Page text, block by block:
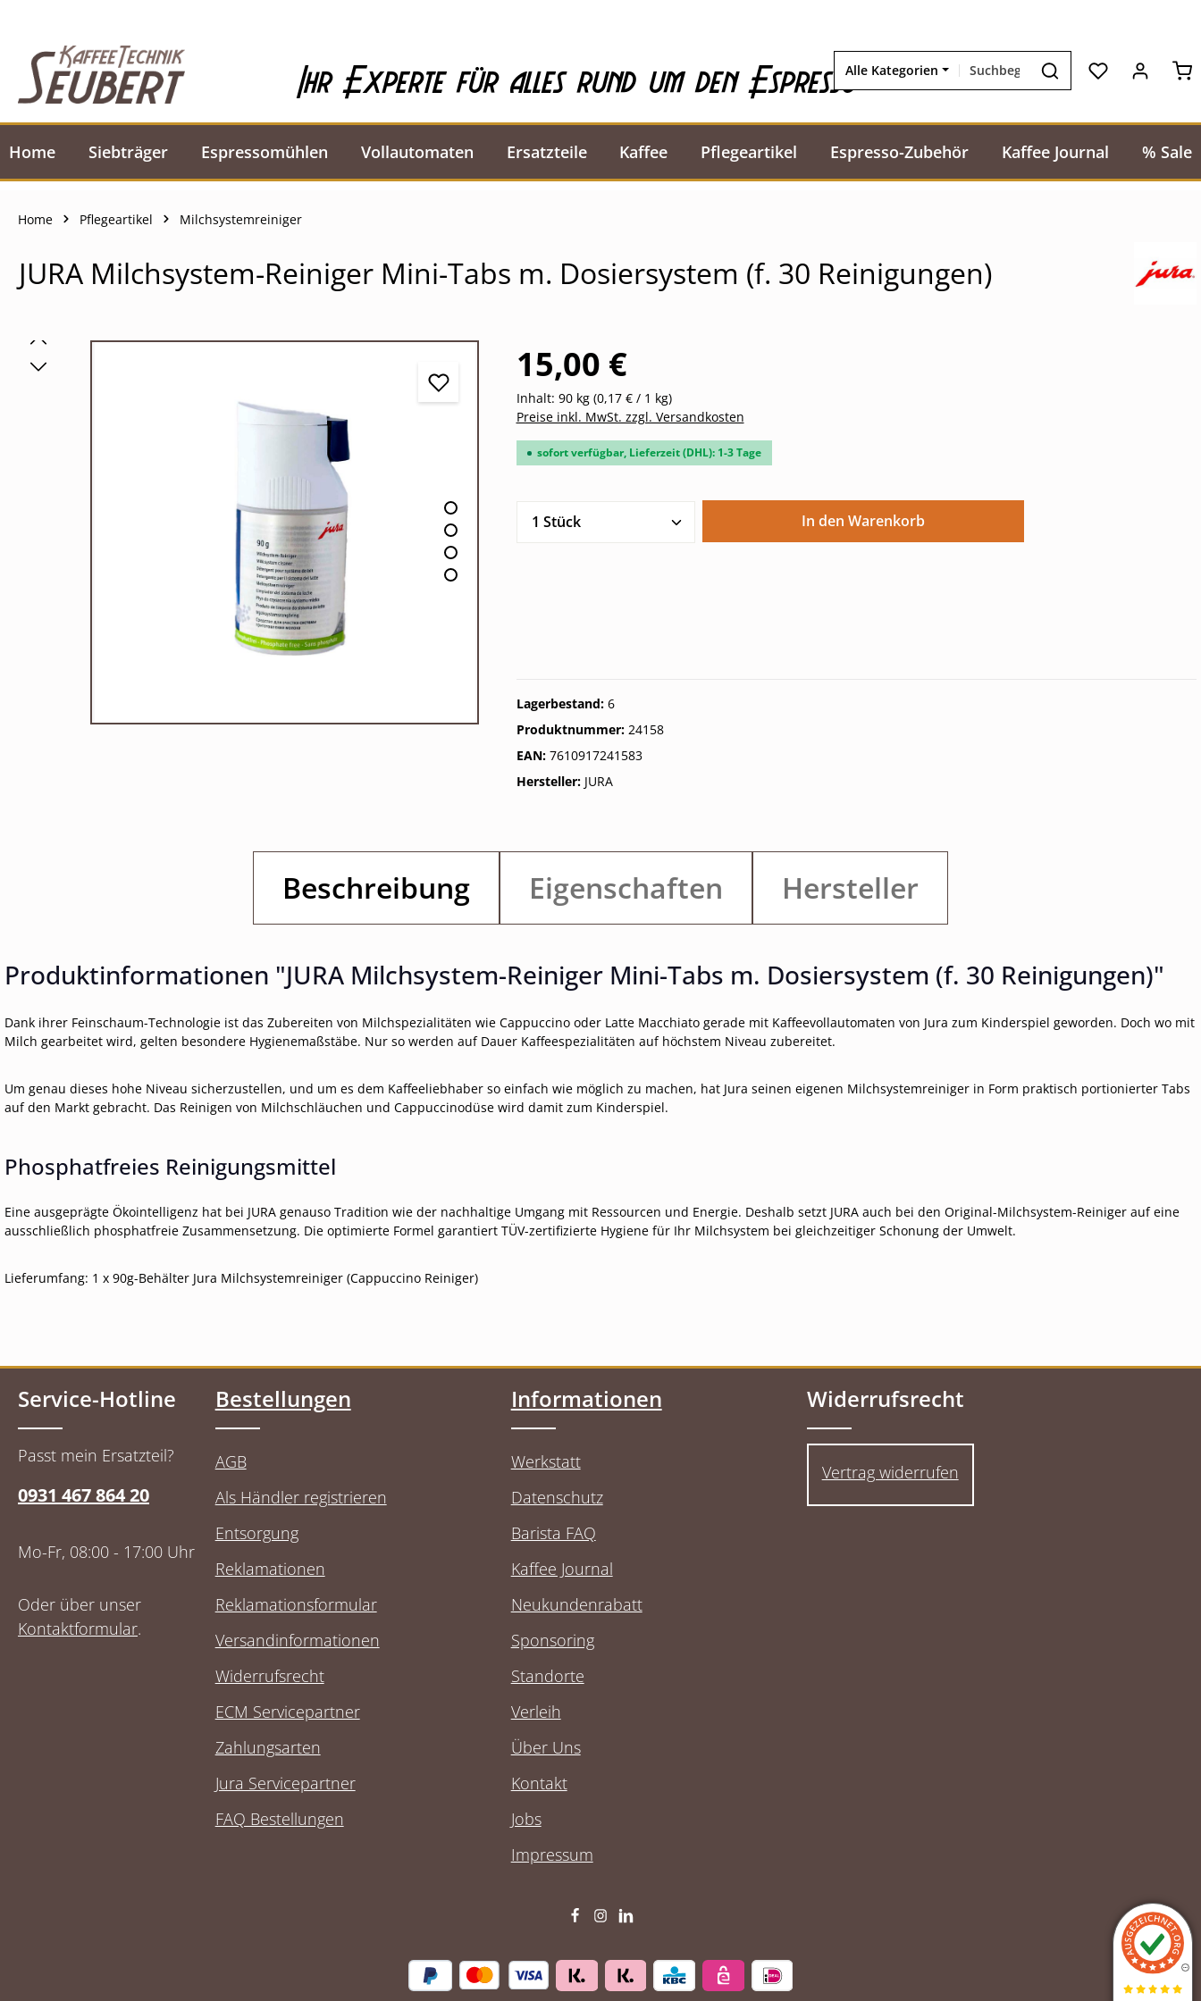
Ihr Experte für alles rund um den EspressoAlle Kategorien
Home Siebträger Espressomühlen Vollautomaten Ersatzteile Kaffee Pflegeartikel Espresso-Zubehör Kaffee Journal % Sale
Home Pflegeartikel Milchsystemreiniger
JURA Milchsystem-Reiniger Mini-Tabs m. Dosiersystem (f. 30 Reinigungen)
Bildergalerie überspringen 15,00 €
Inhalt: 90 kg (0,17 € / 1 kg)
Preise inkl. MwSt. zzgl. Versandkosten
sofort verfügbar, Lieferzeit (DHL): 1-3 Tage
Produkt Anzahl: Gib den gewünschten Wert ein oder benutze die
In den Warenkorb
Lagerbestand: 6
Produktnummer: 24158
EAN: 7610917241583
Hersteller: JURA
Beschreibung Eigenschaften Hersteller
Produktinformationen "JURA Milchsystem-Reiniger Mini-Tabs m. Dosiersystem (f. 30 Reinigungen)"
Dank ihrer Feinschaum-Technologie ist das Zubereiten von Milchspezialitäten wie Cappuccino oder Latte Macchiato gerade mit Kaffeevollautomaten von Jura zum Kinderspiel geworden. Doch wo mit
Milch gearbeitet wird, gelten besondere Hygienemaßstäbe. Nur so werden auf Dauer Kaffeespezialitäten auf höchstem Niveau zubereitet.
Um genau dieses hohe Niveau sicherzustellen, und um es dem Kaffeeliebhaber so einfach wie möglich zu machen, hat Jura seinen eigenen Milchsystemreiniger in Form praktisch portionierter Tabs
auf den Markt gebracht. Das Reinigen von Milchschläuchen und Cappuccinodüse wird damit zum Kinderspiel.
Phosphatfreies Reinigungsmittel
Eine ausgeprägte Ökointelligenz hat bei JURA genauso Tradition wie der nachhaltige Umgang mit Ressourcen und Energie. Deshalb setzt JURA auch bei den Original-Milchsystem-Reiniger auf eine
ausschließlich phosphatfreie Zusammensetzung. Die optimierte Formel garantiert TÜV-zertifizierte Hygiene für Ihr Milchsystem bei gleichzeitiger Schonung der Umwelt.
Lieferumfang: 1 x 90g-Behälter Jura Milchsystemreiniger (Cappuccino Reiniger)
Service-Hotline
Passt mein Ersatzteil?
0931 467 864 20
Mo-Fr, 08:00 - 17:00 Uhr
Oder über unser
Kontaktformular.
Bestellungen
AGB
Als Händler registrieren
Entsorgung
Reklamationen
Reklamationsformular
Versandinformationen
Widerrufsrecht
ECM Servicepartner
Zahlungsarten
Jura Servicepartner
FAQ Bestellungen
Informationen
Werkstatt
Datenschutz
Barista FAQ
Kaffee Journal
Neukundenrabatt
Sponsoring
Standorte
Verleih
Über Uns
Kontakt
Jobs
Impressum
Widerrufsrecht
Vertrag widerrufen